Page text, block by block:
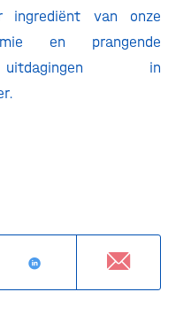
ingrediënt van onze
en prangende
uitdagingen in